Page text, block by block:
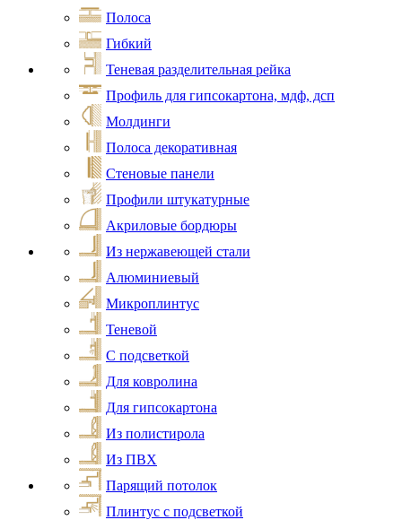
Полоса
Гибкий
Теневая разделительная рейка
Профиль для гипсокартона, мдф, дсп
Молдинги
Полоса декоративная
Стеновые панели
Профили штукатурные
Акриловые бордюры
Из нержавеющей стали
Алюминиевый
Микроплинтус
Теневой
С подсветкой
Для ковролина
Для гипсокартона
Из полистирола
Из ПВХ
Парящий потолок
Плинтус с подсветкой